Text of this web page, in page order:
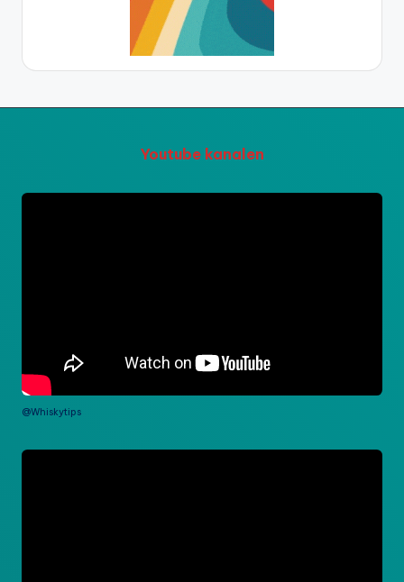
Youtube kanalen
@Whiskytips